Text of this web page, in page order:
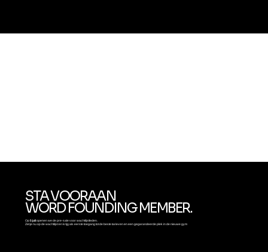
STA VOORAAN
WORD FOUNDING MEMBER.
Op5 juliopenen we de pre-sale voor wachtlijstleden.
Zet je nu op de wachtlijst en krijg als eerste toegang tot de beste tarieven en een gegarandeerde plek in de nieuwe gym